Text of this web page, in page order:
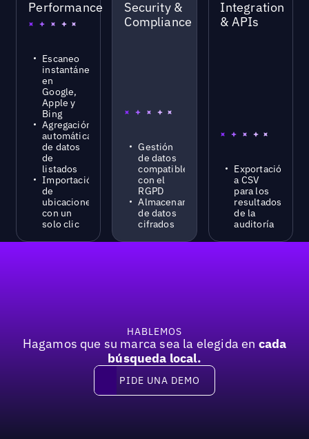
Performance
Escaneo
instantáneo
en
Google,
Apple y
Bing
Agregación
automática
de datos
de
listados
Importación
de
ubicaciones
con un
solo clic
Security &
Compliance
Gestión
de datos
compatible
con el
RGPD
Almacenamiento
de datos
cifrados
Integration
& APIs
Exportación
a CSV
para los
resultados
de la
auditoría
HABLEMOS
Hagamos que su marca sea la elegida en cada
búsqueda local.
Pide una demo
PIDE UNA DEMO